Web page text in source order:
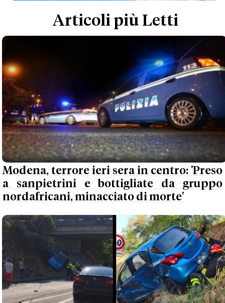
Articoli più Letti
Modena, terrore ieri sera in centro: 'Preso
a sanpietrini e bottigliate da gruppo
nordafricani, minacciato di morte'